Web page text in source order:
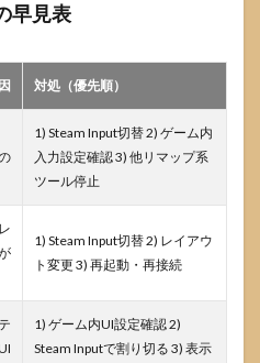
早見表
対処（優先順）
1) Steam Input切替 2) ゲーム内
入力設定確認 3) 他リマップ系
ツール停止
1) Steam Input切替 2) レイアウ
ト変更 3) 再起動・再接続
1) ゲーム内UI設定確認 2)
Steam Inputで割り切る 3) 表示